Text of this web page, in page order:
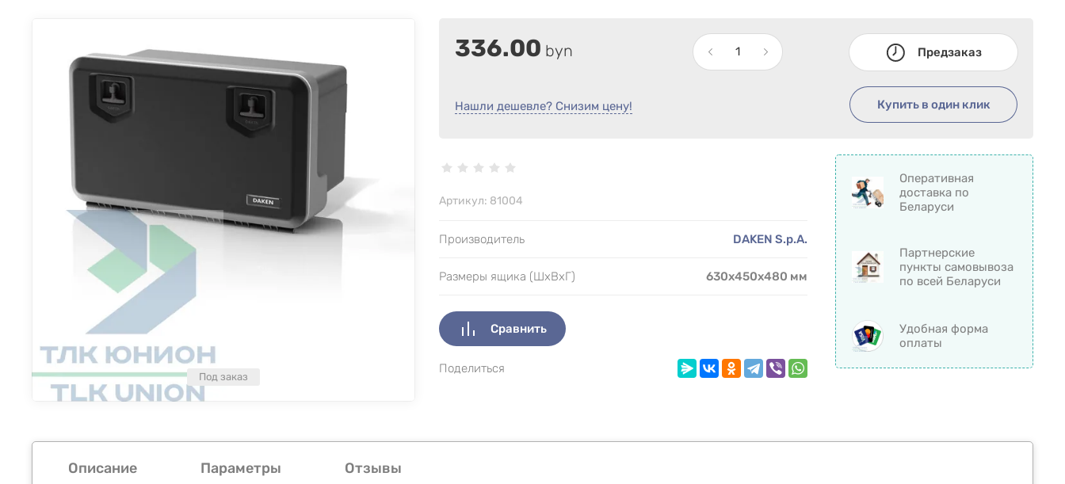
Под заказ
336.00 byn Предзаказ
Купить в один клик
Нашли дешевле? Снизим цену!
Артикул: 81004
Производитель DAKEN S.p.A.
Размеры ящика (ШхВхГ) 630х450х480 мм
Сравнить
Поделиться
Оперативная
доставка по
Беларуси
Партнерские
пункты самовывоза
по всей Беларуси
Удобная форма
оплаты
Описание Параметры Отзывы